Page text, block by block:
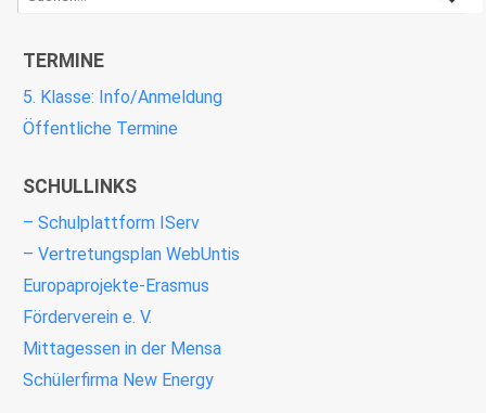
TERMINE
5. Klasse: Info/Anmeldung
Öffentliche Termine
SCHULLINKS
– Schulplattform IServ
– Vertretungsplan WebUntis
Europaprojekte-Erasmus
Förderverein e. V.
Mittagessen in der Mensa
Schülerfirma New Energy